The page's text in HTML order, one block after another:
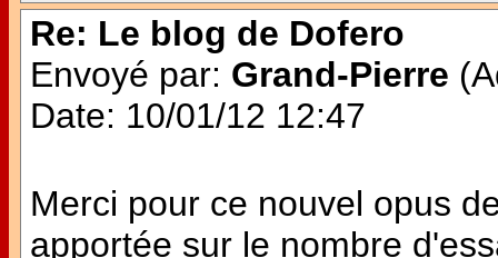
Re: Le blog de Dofero
Envoyé par: Grand-Pierre
Date: 10/01/12 12:47
Merci pour ce nouvel opus
apportée sur le nombre